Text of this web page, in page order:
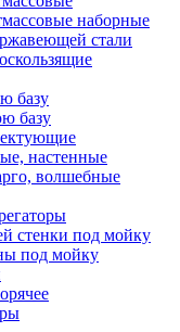
наборные
стали
базу
базу
настенные
волшебные
стенки под мойку
под мойку